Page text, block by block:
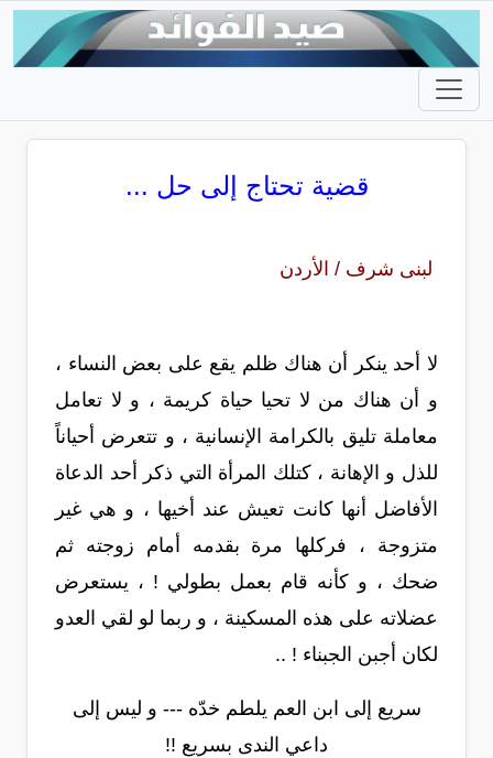
قضية تحتاج إلى حل ...
لبنى شرف / الأردن
لا أحد ينكر أن هناك ظلم يقع على بعض النساء ،
و أن هناك من لا تحيا حياة كريمة ، و لا تعامل
معاملة تليق بالكرامة الإنسانية ، و تتعرض أحياناً
للذل و الإهانة ، كتلك المرأة التي ذكر أحد الدعاة
الأفاضل أنها كانت تعيش عند أخيها ، و هي غير
متزوجة ، فركلها مرة بقدمه أمام زوجته ثم
ضحك ، و كأنه قام بعمل بطولي ! ، يستعرض
عضلاته على هذه المسكينة ، و ربما لو لقي العدو
لكان أجبن الجبناء ! ..
سريع إلى ابن العم يلطم خدّه --- و ليس إلى
داعي الندى بسريع !!